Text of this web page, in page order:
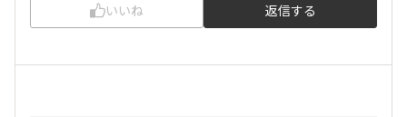
いいね 返信する